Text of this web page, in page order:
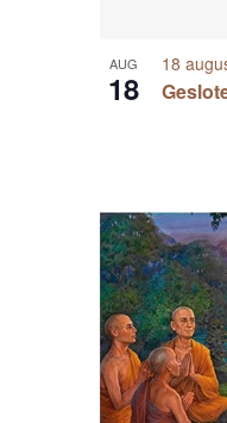
P
t
o
V
i
AUG
18
18